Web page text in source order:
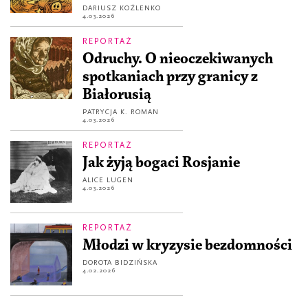
DARIUSZ KOŹLENKO
4.03.2026
REPORTAŻ
Odruchy. O nieoczekiwanych
spotkaniach przy granicy z
Białorusią
PATRYCJA K. ROMAN
4.03.2026
REPORTAŻ
Jak żyją bogaci Rosjanie
ALICE LUGEN
4.03.2026
REPORTAŻ
Młodzi w kryzysie bezdomności
DOROTA BIDZIŃSKA
4.02.2026